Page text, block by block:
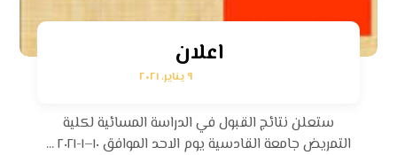
اعلان
٩ يناير، ٢٠٢١
ستعلن نتائج القبول في الدراسة المسائية لكلية
التمريض جامعة القادسية يوم الاحد الموافق ١٠–١-٢٠٢١ ...